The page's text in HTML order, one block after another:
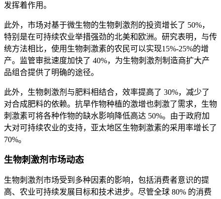
发挥着作用。
此外，市场对基于微生物的生物刺激剂的投资增长了 50%，
特别是在可持续农业举措强劲的北美和欧洲。研究表明，与传
统方法相比，使用生物刺激素的农民可以实现15%-25%的增
产。监管审批速度加快了 40%，为生物刺激剂制造商扩大产
品组合提供了明确的途径。
此外，生物刺激剂与肥料相结合，效率提高了 30%，减少了
对合成肥料的依赖。抗旱作物种植的激增也刺激了需求，生物
刺激素可将各种作物的缺水影响降低高达 50%。由于政府加
大对可持续农业的支持，亚太地区生物刺激素的采用率增长了
70%。
生物刺激剂市场动态
生物刺激剂市场受到多种因素的影响，包括消费者意识的提
高、农业可持续发展目标和技术进步。尽管全球 80% 的消费